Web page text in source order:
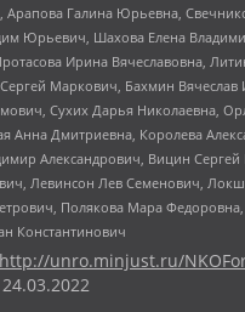
Арапова Галина Юрьевна,
Юрьевич, Шахова Елена
Ирина Вячеславовна,
Маркович, Бахмин
Сухих Дарья Николаевна,
Анна Дмитриевна, Королева
Александрович, Вицин
Левинсон Лев Семенович,
Полякова Мара
Константинович
http://unro.minjust.ru/
24.03.2022